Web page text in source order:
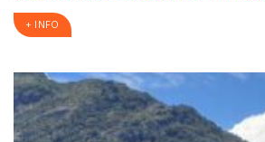
+ INFO